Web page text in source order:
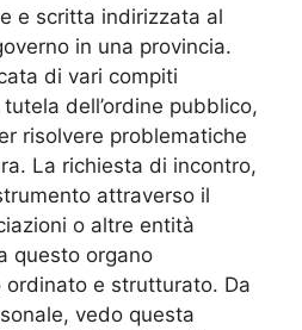
e scritta indirizzata al
in una provincia.
di vari compiti
dell’ordine pubblico,
risolvere problematiche
La richiesta di incontro,
attraverso il
o altre entità
questo organo
e strutturato. Da
vedo questa